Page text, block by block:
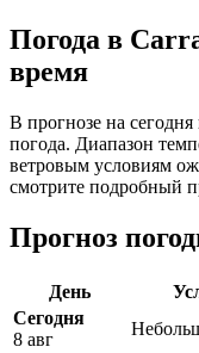
Погода в
время
В прогнозе на
погода. Диапазон
ветровым условиям
смотрите подробный
Прогноз
День
Сегодня
8 авг